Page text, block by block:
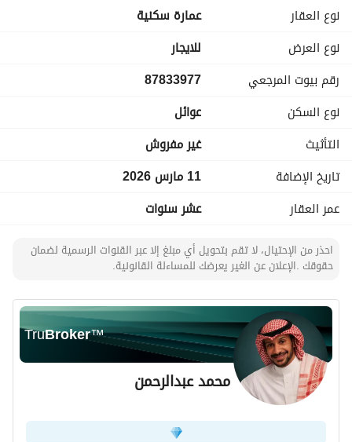
غير مفروشة
المميزات:
مجددة بالكامل
جاهزة للاستلام بعد الصيانة
مطبخ راكب
مصعد في المبنى
كاميرات مراقبة في الأماكن العامة
قريبة من الحرم النبوي
قريبة من جميع الخدمات والمرافق
الرسائل أو الاتصال.
نوع العقار
عمارة سكنية
نوع العرض
للايجار
رقم بيوت المرجعي
87833977
نوع السكن
عوائل
التأثيث
غير مفروش
تاريخ الإضافة
11 مارس 2026
عمر العقار
عشر سنوات
احذر من الإحتيال، لا تقم بتحويل أي مبلغ إلا عبر القنوات الرسمية لضمان
حقوقك .الإعلان عن الغير يعرضك للمساءلة القانونية.
TruBroker™
محمد عبدالرحمن